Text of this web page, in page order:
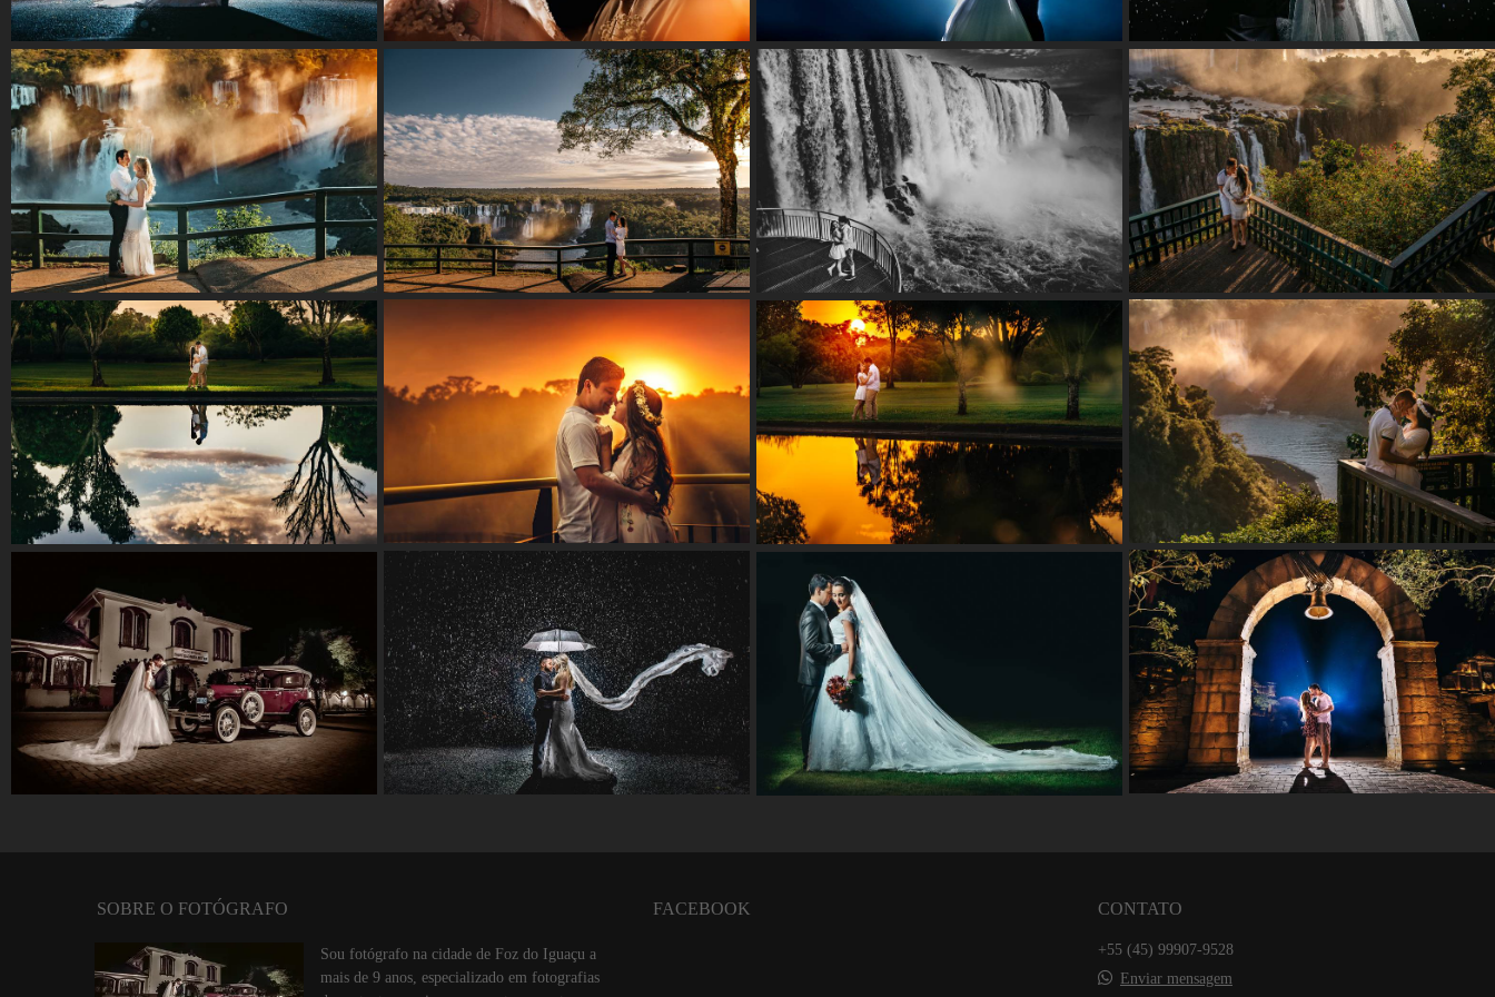
SOBRE O FOTÓGRAFO
Sou fotógrafo na cidade de Foz do Iguaçu a
mais de 9 anos, especializado em fotografias
FACEBOOK CONTATO
+55 (45) 99907-9528
Enviar mensagem